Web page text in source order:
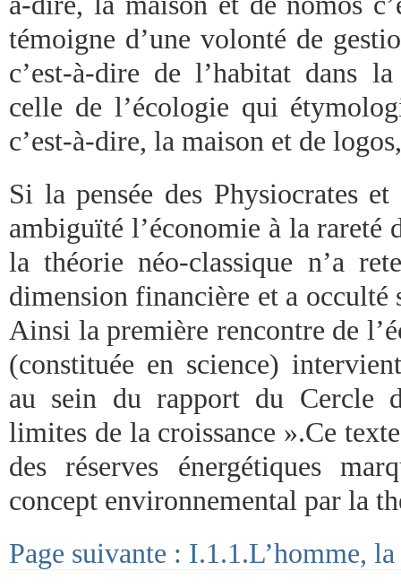
témoigne d’une volonté de
c’est-à-dire de l’habitat dans
celle de l’écologie qui
c’est-à-dire, la maison et de
Si la pensée des Physiocrates
ambiguïté l’économie à la rareté
la théorie néo-classique n’a
dimension financière et a occulté
Ainsi la première rencontre de
(constituée en science)
au sein du rapport du Cercle
limites de la croissance ».Ce
des réserves énergétiques
concept environnemental par la
Page suivante : I.1.1.L’homme,